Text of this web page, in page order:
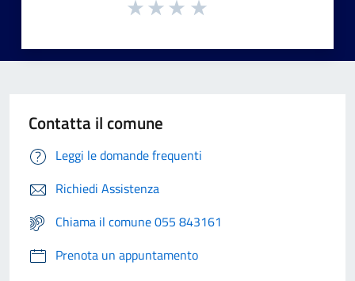
Contatta il comune
Leggi le domande frequenti
Richiedi Assistenza
Chiama il comune 055 843161
Prenota un appuntamento